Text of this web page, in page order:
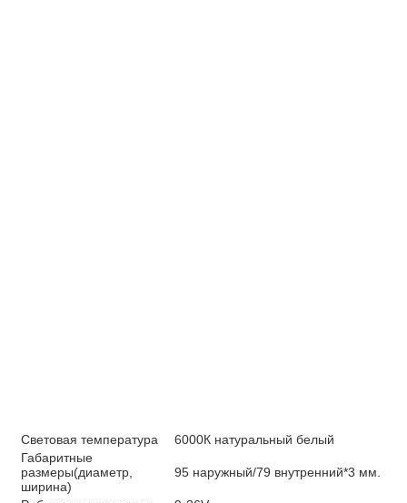
Световая температура
6000К натуральный белый
Габаритные
размеры(диаметр,
ширина)
95 наружный/79 внутренний*3 мм.